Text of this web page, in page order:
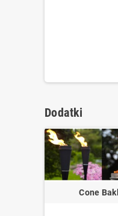
Dodatki
Cone